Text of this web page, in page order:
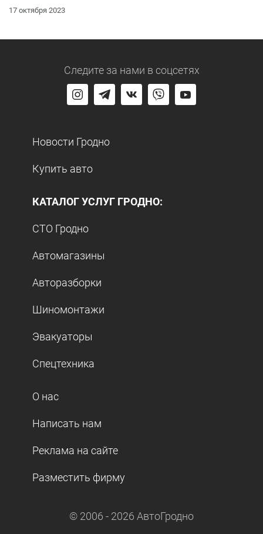
17 октября 2023
Следите за нами в соцсетях
Новости Гродно
Купить авто
КАТАЛОГ УСЛУГ ГРОДНО:
СТО Гродно
Автомагазины
Авторазборки
Шиномонтажи
Эвакуаторы
Спецтехника
О нас
Написать нам
Реклама на сайте
Разместить фирму
© 2006 - 2026 АвтоГродно